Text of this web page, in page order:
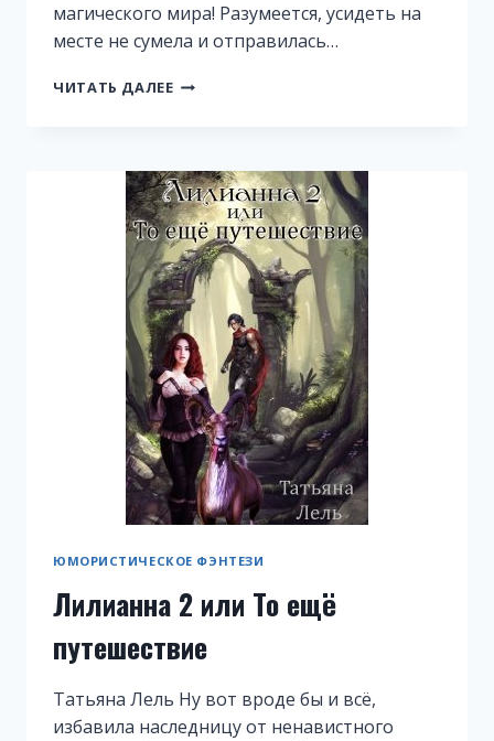
магического мира! Разумеется, усидеть на
месте не сумела и отправилась…
ЧИТАТЬ ДАЛЕЕ ПРИКЛЮЧЕНИЯ
ЮМОРИСТИЧЕСКОЕ ФЭНТЕЗИ
Лилианна 2 или То ещё
путешествие
Татьяна Лель Ну вот вроде бы и всё,
избавила наследницу от ненавистного